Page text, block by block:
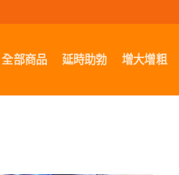
全部商品 延時助勃 增大增粗